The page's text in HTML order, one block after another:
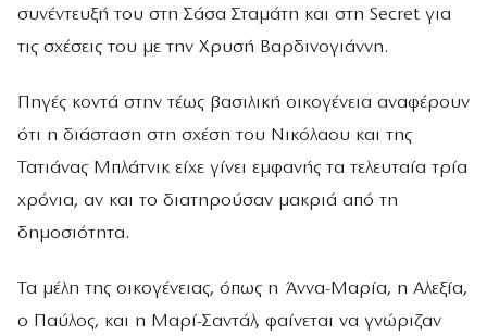
συνέντευξή του στη Σάσα Σταμάτη και στη Secret για
τις σχέσεις του με την Χρυσή Βαρδινογιάννη.
Πηγές κοντά στην τέως βασιλική οικογένεια αναφέρουν
ότι η διάσταση στη σχέση του Νικόλαου και της
Τατιάνας Μπλάτνικ είχε γίνει εμφανής τα τελευταία τρία
χρόνια, αν και το διατηρούσαν μακριά από τη
δημοσιότητα.
Τα μέλη της οικογένειας, όπως η Άννα-Μαρία, η Αλεξία,
ο Παύλος, και η Μαρί-Σαντάλ, φαίνεται να γνώριζαν